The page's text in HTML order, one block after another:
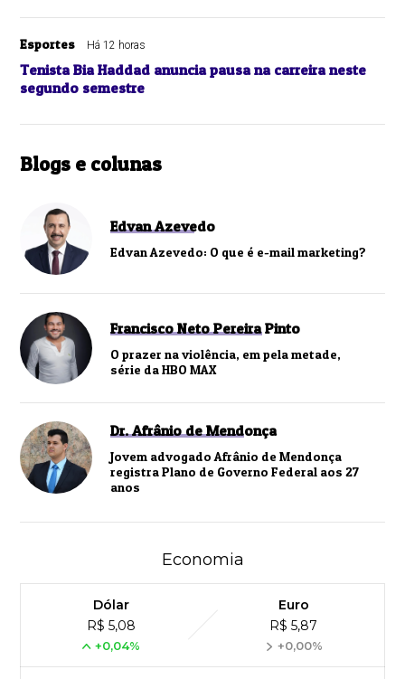
Esportes Há 12 horas
Tenista Bia Haddad anuncia pausa na carreira neste
segundo semestre
Blogs e colunas
Edvan Azevedo
Edvan Azevedo: O que é e-mail marketing?
Francisco Neto Pereira Pinto
O prazer na violência, em pela metade,
série da HBO MAX
Dr. Afrânio de Mendonça
Jovem advogado Afrânio de Mendonça
registra Plano de Governo Federal aos 27
anos
Economia
Dólar
R$ 5,08
+0,04%
Euro
R$ 5,87
+0,00%